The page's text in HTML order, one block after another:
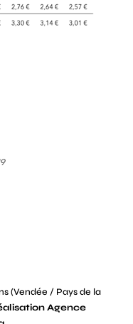
(Vendée / Pays de la
Agence